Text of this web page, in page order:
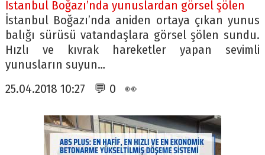
İstanbul Boğazı’nda yunuslardan görsel şölen
İstanbul Boğazı’nda aniden ortaya çıkan yunus
balığı sürüsü vatandaşlara görsel şölen sundu.
Hızlı ve kıvrak hareketler yapan sevimli
yunusların suyun…
25.04.2018 10:27 💬 0 👀